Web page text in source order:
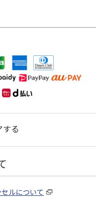
する
ルについて